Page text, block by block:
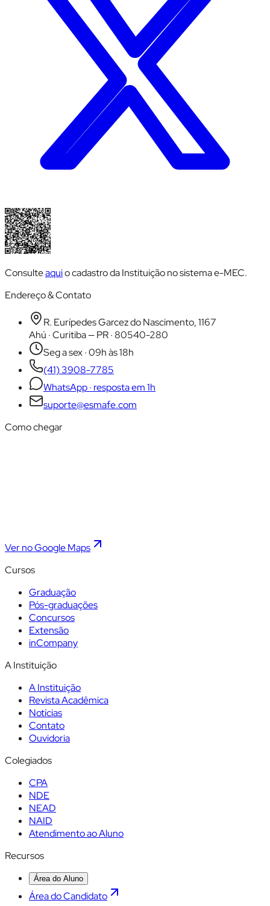
Consulteaquio cadastro da Instituição no sistema e-MEC.
Endereço & Contato
R. Eurípedes Garcez do Nascimento, 1167
Ahú · Curitiba — PR · 80540-280
Seg a sex · 09h às 18h
(41) 3908-7785
WhatsApp · resposta em 1h
suporte@esmafe.com
Como chegar
Ver no Google Maps
Cursos
Graduação
Pós-graduações
Concursos
Extensão
inCompany
A Instituição
A Instituição
Revista Acadêmica
Notícias
Contato
Ouvidoria
Colegiados
CPA
NDE
NEAD
NAID
Atendimento ao Aluno
Recursos
Área do Aluno
Área do Candidato